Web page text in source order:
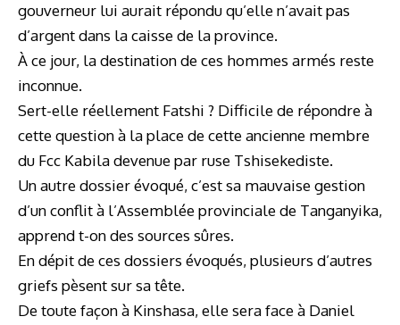
gouverneur lui aurait répondu qu’elle n’avait pas
d’argent dans la caisse de la province.
À ce jour, la destination de ces hommes armés reste
inconnue.
Sert-elle réellement Fatshi ? Difficile de répondre à
cette question à la place de cette ancienne membre
du Fcc Kabila devenue par ruse Tshisekediste.
Un autre dossier évoqué, c’est sa mauvaise gestion
d’un conflit à l’Assemblée provinciale de Tanganyika,
apprend t-on des sources sûres.
En dépit de ces dossiers évoqués, plusieurs d’autres
griefs pèsent sur sa tête.
De toute façon à Kinshasa, elle sera face à Daniel